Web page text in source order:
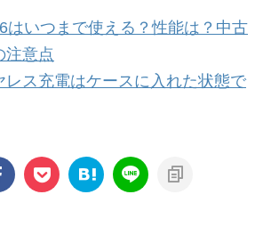
はいつまで使える？性能は？中古
注意点
レス充電はケースに入れた状態で